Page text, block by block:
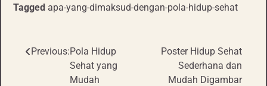
Tagged apa-yang-dimaksud-dengan-pola-hidup-sehat
Post
navigation
Previous:Pola Hidup
Sehat yang
Mudah
Poster Hidup Sehat
Sederhana dan
Mudah Digambar